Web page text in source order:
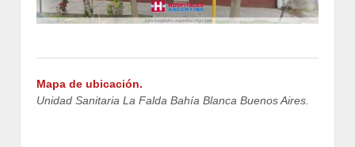
Mapa de ubicación.
Unidad Sanitaria La Falda Bahía Blanca Buenos Aires.